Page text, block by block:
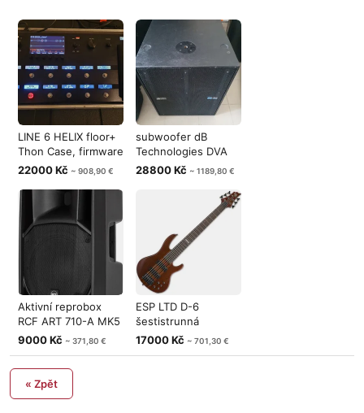
LINE 6 HELIX floor+
Thon Case, firmware
3.80.
22000 Kč ~ 908,90 €
subwoofer dB
Technologies DVA
S10 136db 8ks
28800 Kč ~ 1189,80 €
Aktivní reprobox
RCF ART 710-A MK5
(nový) + o
9000 Kč ~ 371,80 €
ESP LTD D-6
šestistrunná
baskytara
17000 Kč ~ 701,30 €
« Zpět